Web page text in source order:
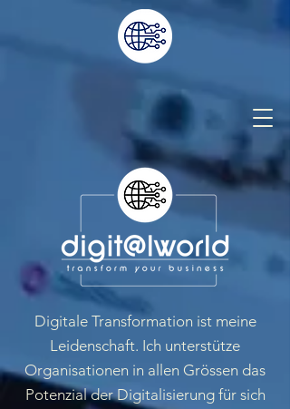
Digitale Transformation ist meine
Leidenschaft. Ich unterstütze
Organisationen in allen Grössen das
Potenzial der Digitalisierung für sich